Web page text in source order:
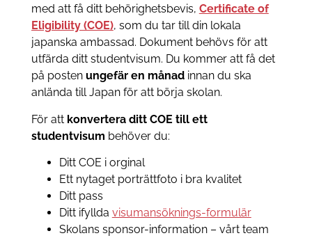
med att få ditt behörighetsbevis, Certificate of
Eligibility (COE), som du tar till din lokala
japanska ambassad. Dokument behövs för att
utfärda ditt studentvisum. Du kommer att få det
på posten ungefär en månadinnan du ska
anlända till Japan för att börja skolan.
För att konvertera ditt COE till ett
studentvisum behöver du:
Ditt COE i orginal
Ett nytaget porträttfoto i bra kvalitet
Ditt pass
Ditt ifyllda visumansöknings-formulär
Skolans sponsor-information – vårt team